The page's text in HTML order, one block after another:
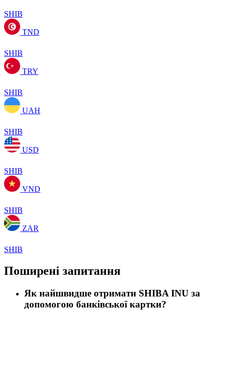
SHIB
TND
SHIB
TRY
SHIB
UAH
SHIB
USD
SHIB
VND
SHIB
ZAR
SHIB
Поширені запитання
Як найшвидше отримати SHIBA INU за
допомогою банківської картки?